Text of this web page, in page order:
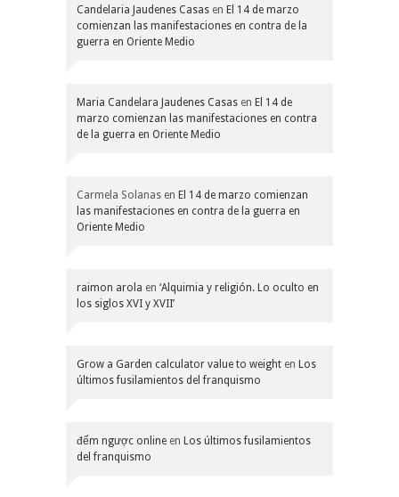
Candelaria Jaudenes Casas en El 14 de marzo
comienzan las manifestaciones en contra de la
guerra en Oriente Medio
Maria Candelara Jaudenes Casas en El 14 de
marzo comienzan las manifestaciones en contra
de la guerra en Oriente Medio
Carmela Solanas en El 14 de marzo comienzan
las manifestaciones en contra de la guerra en
Oriente Medio
raimon arola en ‘Alquimia y religión. Lo oculto en
los siglos XVI y XVII’
Grow a Garden calculator value to weight en Los
últimos fusilamientos del franquismo
đếm ngược online en Los últimos fusilamientos
del franquismo